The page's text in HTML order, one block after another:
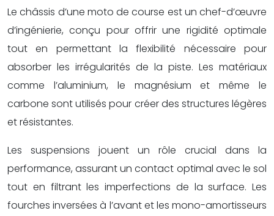
Le châssis d’une moto de course est un chef-d’œuvre
d’ingénierie, conçu pour offrir une rigidité optimale
tout en permettant la flexibilité nécessaire pour
absorber les irrégularités de la piste. Les matériaux
comme l’aluminium, le magnésium et même le
carbone sont utilisés pour créer des structures légères
et résistantes.
Les suspensions jouent un rôle crucial dans la
performance, assurant un contact optimal avec le sol
tout en filtrant les imperfections de la surface. Les
fourches inversées à l’avant et les mono-amortisseurs